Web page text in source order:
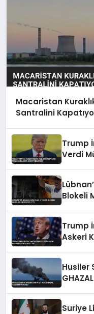
Macaristan
Santralini
Trump
Verdi
Blokeli
Trump
Askeri
Husiler
Suriye